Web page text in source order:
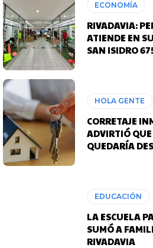
ECONOMÍA
RIVADAVIA:
ATIENDE EN
SAN ISIDRO
HOLA GENTE
CORRETAJE
ADVIRTIÓ
QUEDARÍA
EDUCACIÓN
LA ESCUELA
SUMÓ A
RIVADAVIA